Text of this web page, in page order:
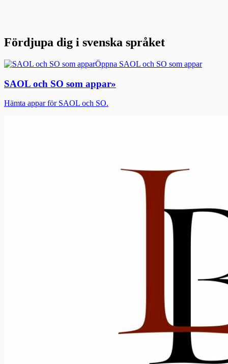
Fördjupa dig i svenska språket
Öppna SAOL och SO som appar
SAOL och SO som appar»
Hämta appar för SAOL och SO.